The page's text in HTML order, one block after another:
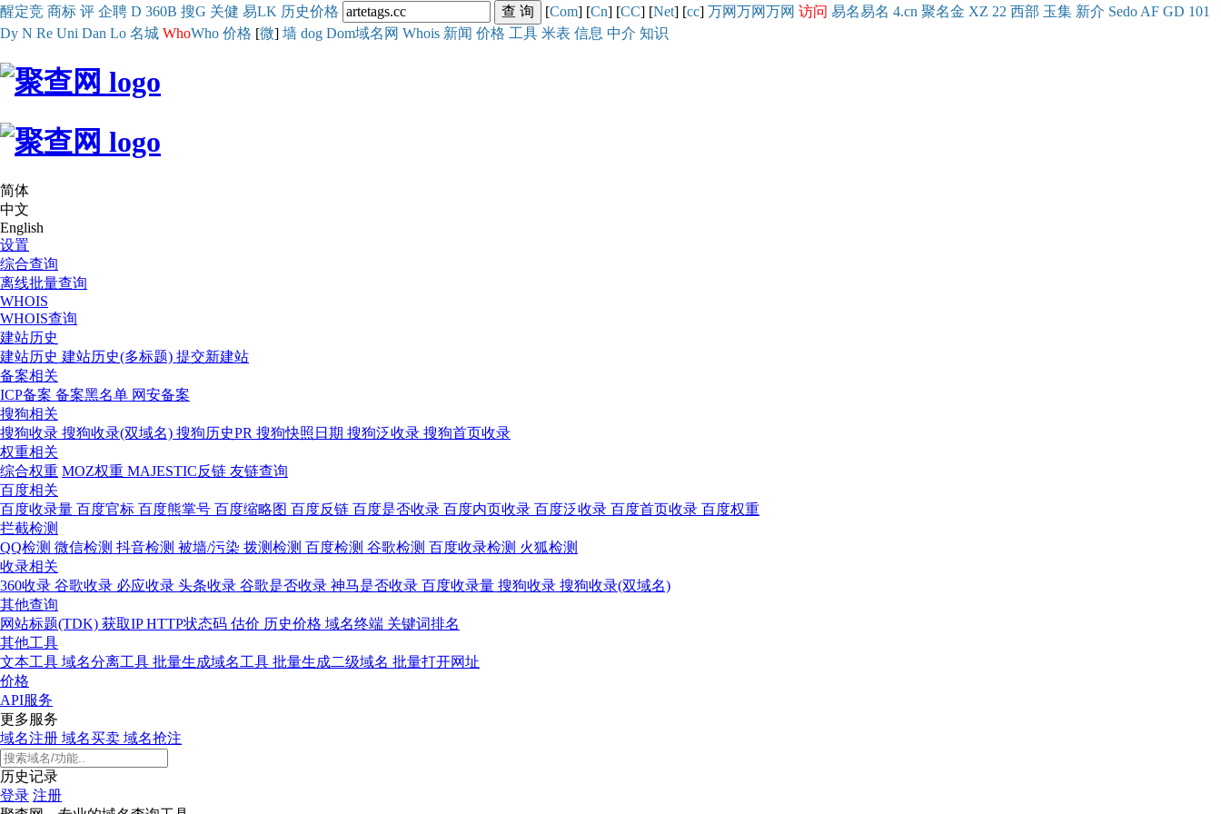
醒定竞 商标 评 企聘 D 360B 搜G 关健 易LK 历史价格 [Com] [Cn] [CC] [Net] [cc] 万网万网万网 访问 易名易名 4.cn 聚名金 XZ 22 西部 玉集 新介 Sedo AF GD 101
Dy N Re Uni Dan Lo 名城 WhoWho 价格 [微] 墙 dog Dom域名网 Whois 新闻 价格 工具 米表 信息 中介 知识